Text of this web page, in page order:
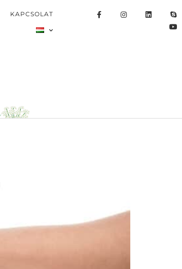
KAPCSOLAT